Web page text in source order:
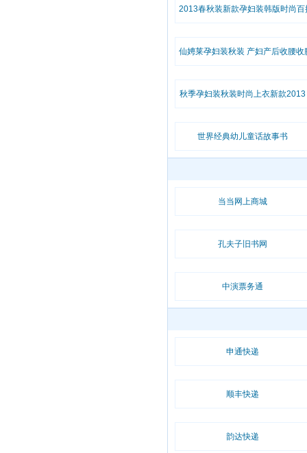
2013春秋装新款孕妇装韩版时尚百
仙娉莱孕妇装秋装 产妇产后收腰收
秋季孕妇装秋装时尚上衣新款2013
世界经典幼儿童话故事书
当当网上商城
孔夫子旧书网
中演票务通
申通快递
顺丰快递
韵达快递